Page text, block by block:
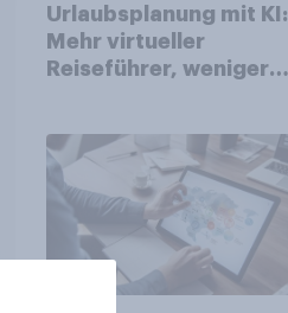
Urlaubsplanung mit KI:
Mehr virtueller
Reiseführer, weniger